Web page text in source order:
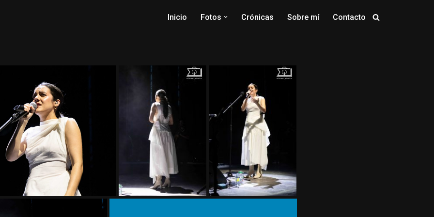
Inicio Fotos Crónicas Sobre mí Contacto